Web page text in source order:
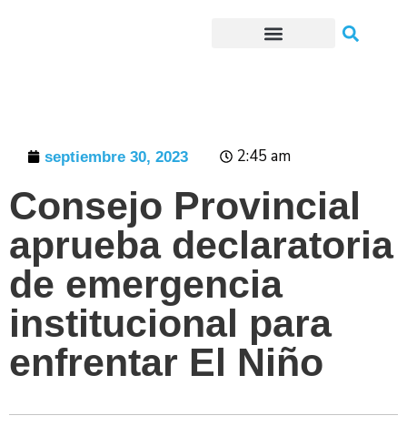
septiembre 30, 2023 2:45 am
Consejo Provincial
aprueba declaratoria
de emergencia
institucional para
enfrentar El Niño